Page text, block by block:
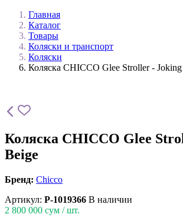
Главная
Каталог
Товары
Коляски и транспорт
Коляски
Коляска CHICCO Glee Stroller -
Коляска CHICCO Glee
Beige
Бренд: Chicco
Артикул: P-1019366 В наличии
2 800 000 сум / шт.